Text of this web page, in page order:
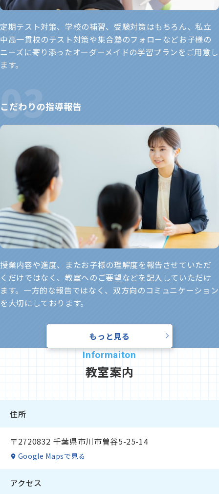
定期テスト対策、学校の補習、受験対策はもちろん、私立
中高一貫校のテスト対策や集合塾のフォローなどお子様の
ニーズに寄り添ったオーダーメイドの学習プランをご用意し
ます。
こだわりの指導報告
授業内容や進度、またお子様の理解度を報告させていただ
くだけではなく、教室へのご要望などを記入していただけ
ます。一方的な報告ではなく、双方向のコミュニケーション
を大切にしております。
もっと見る
教室案内
住所
〒2720832 千葉県市川市曽谷5-25-14
Google Mapsで見る
アクセス